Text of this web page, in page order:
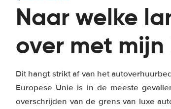
Naar welke
over met
Dit hangt strikt af van het
Europese Unie is in de meeste
overschrijden van de grens van luxe